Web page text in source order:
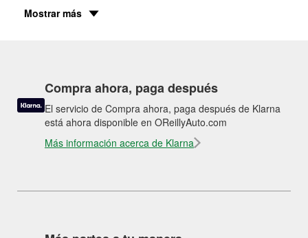
Mostrar más
Compra ahora, paga después
El servicio de Compra ahora, paga después de Klarna
está ahora disponible en OReillyAuto.com
Más información acerca de Klarna